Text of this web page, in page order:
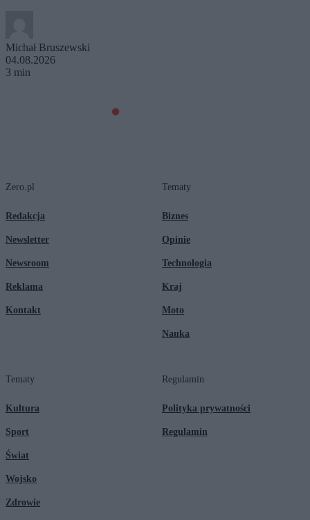
Michał Bruszewski
04.08.2026
3 min
Zero.pl
Redakcja
Newsletter
Newsroom
Reklama
Kontakt
Tematy
Biznes
Opinie
Technologia
Kraj
Moto
Nauka
Tematy
Kultura
Sport
Świat
Wojsko
Zdrowie
Regulamin
Polityka prywatności
Regulamin